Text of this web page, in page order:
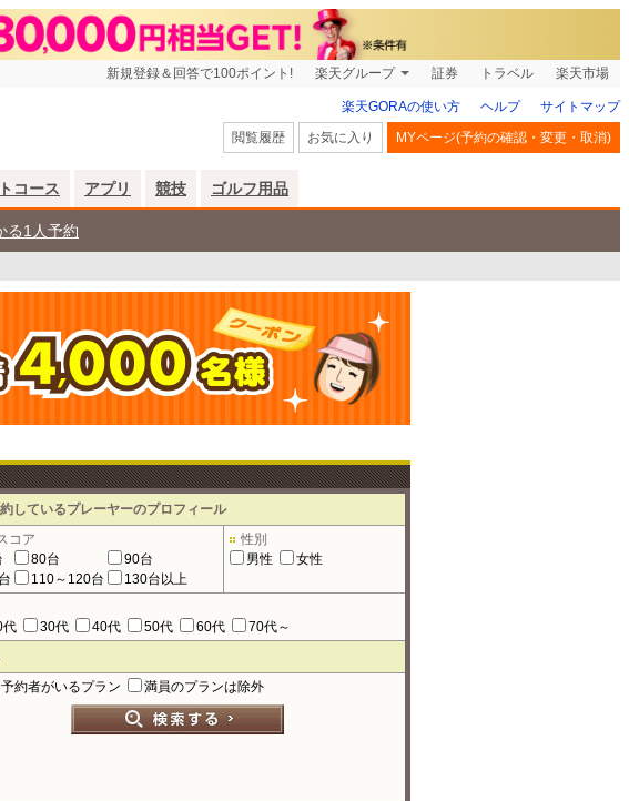
新規登録＆回答で100ポイント! 楽天グループ 証券 トラベル 楽天市場
楽天GORAの使い方 ヘルプ
サイトマップ
閲覧履歴
お気に入り MYページ(予約の確認・変更・取消)
コース アプリ 競技 ゴルフ用品
る1人予約
しているプレーヤーのプロフィール
コア
80台
90台
110～120台 130台以上
性別
男性
女性
代
30代 40代 50代 60代
70代～
約者がいるプラン
満員のプランは除外